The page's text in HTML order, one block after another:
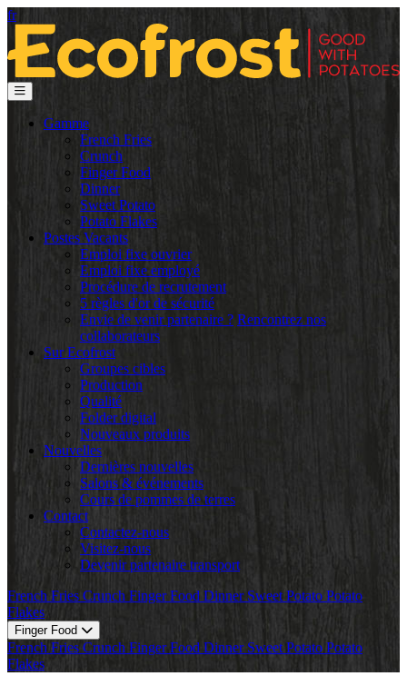
fr
Gamme
French Fries
Crunch
Finger Food
Dinner
Sweet Potato
Potato Flakes
Postes Vacants
Emploi fixe ouvrier
Emploi fixe employé
Procédure de recrutement
5 règles d'or de sécurité
Envie de venir partenaire ? Rencontrez nos
collaborateurs
Sur Ecofrost
Groupes cibles
Production
Qualité
Folder digital
Nouveaux produits
Nouvelles
Dernières nouvelles
Salons & événements
Cours de pommes de terres
Contact
Contactez-nous
Visitez-nous
Devenir partenaire transport
French Fries Crunch Finger Food Dinner Sweet Potato Potato
Flakes
Finger Food
French Fries Crunch Finger Food Dinner Sweet Potato Potato
Flakes